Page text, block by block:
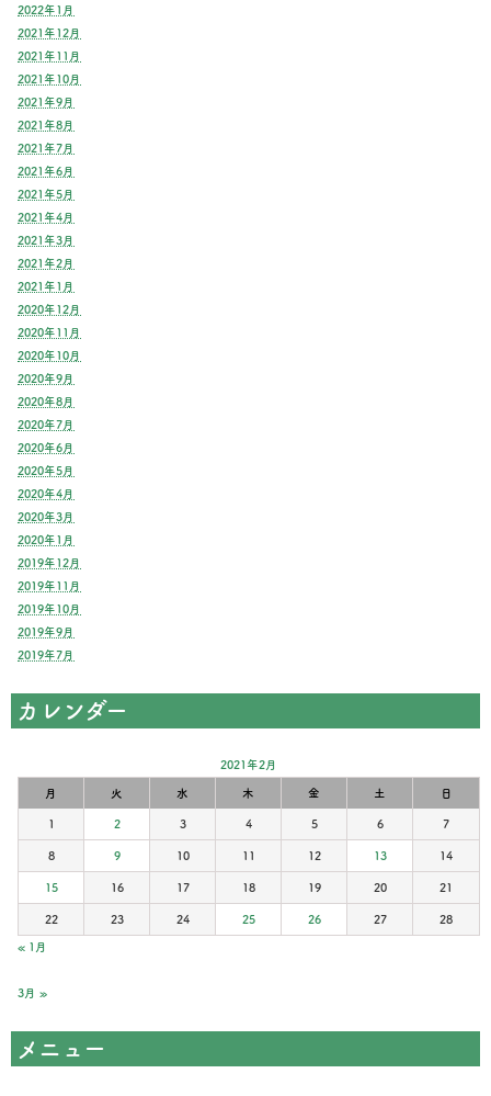
2022年1月
2021年12月
2021年11月
2021年10月
2021年9月
2021年8月
2021年7月
2021年6月
2021年5月
2021年4月
2021年3月
2021年2月
2021年1月
2020年12月
2020年11月
2020年10月
2020年9月
2020年8月
2020年7月
2020年6月
2020年5月
2020年4月
2020年3月
2020年1月
2019年12月
2019年11月
2019年10月
2019年9月
2019年7月
カレンダー
2021年2月
月 火 水 木 金 土 日
1 2 3 4 5 6 7
8 9 10 11 12 13 14
15 16 17 18 19 20 21
22 23 24 25 26 27 28
« 1月
3月 »
メニュー